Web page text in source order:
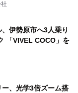
伊勢原市へ3人乗り
「VIVEL COCO」を
、光学3倍ズーム搭